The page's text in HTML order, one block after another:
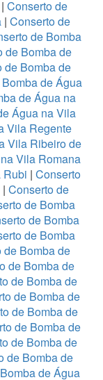
Conserto de
| Conserto de
de Bomba
de Bomba de
de Bomba de
de Água
de Água na
Água na Vila
Vila Regente
Vila Ribeiro de
Vila Romana
Rubi | Conserto
| Conserto de
de Bomba
de Bomba
de Bomba
de Bomba de
de Bomba de
de Bomba de
de Bomba de
de Bomba de
de Bomba de
de Bomba de
de Bomba de
de Água